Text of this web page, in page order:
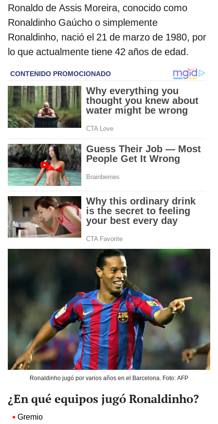
Ronaldo de Assis Moreira, conocido como
Ronaldinho Gaúcho o simplemente
Ronaldinho, nació el 21 de marzo de 1980, por
lo que actualmente tiene 42 años de edad.
Ronaldinho jugó por varios años en el Barcelona. Foto: AFP
¿En qué equipos jugó Ronaldinho?
Gremio